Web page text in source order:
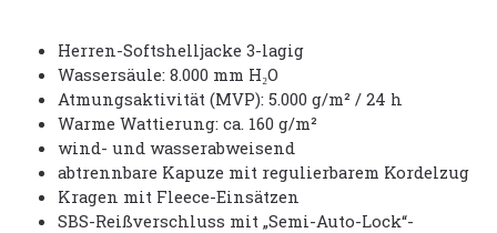
Herren-Softshelljacke 3-lagig
Wassersäule: 8.000 mm H₂O
Atmungsaktivität (MVP): 5.000 g/m² / 24 h
Warme Wattierung: ca. 160 g/m²
wind- und wasserabweisend
abtrennbare Kapuze mit regulierbarem Kordelzug
Kragen mit Fleece-Einsätzen
SBS-Reißverschluss mit „Semi-Auto-Lock“-